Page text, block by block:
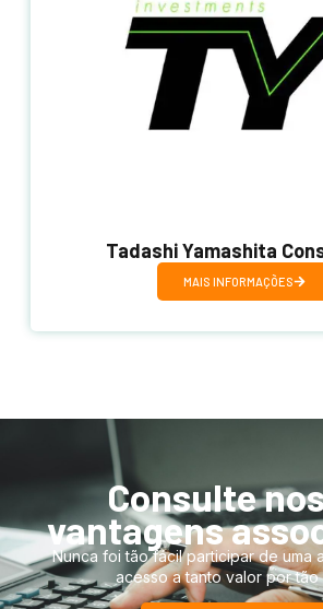
Tadashi Yamashita
MAIS INFORMAÇÕES
Consulte
vantagens
Nunca foi tão fácil participar de uma
acesso a tanto valor por tão